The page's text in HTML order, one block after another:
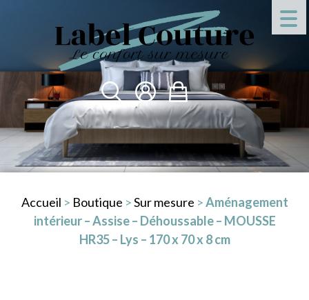
Accueil > Boutique >Sur mesure >Aménagement
intérieur – Assise – Déhoussable – MOUSSE
HR35 – Lys – 170 x 70 x 8 cm